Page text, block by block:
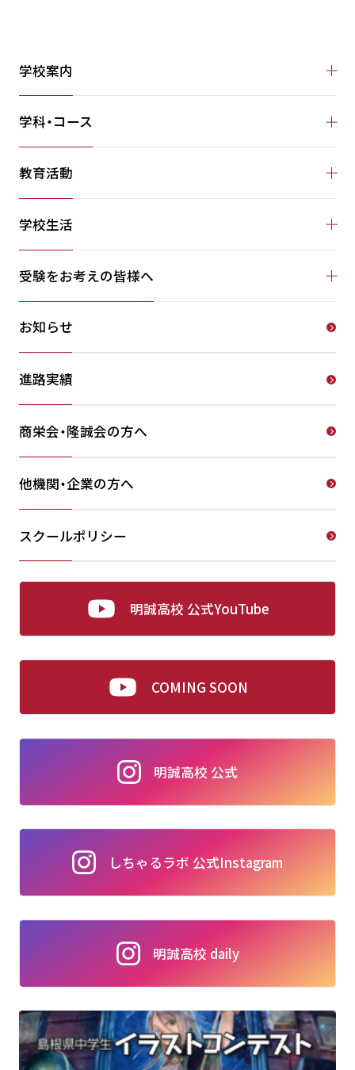
学校案内
学科・コース
教育活動
学校生活
受験をお考えの皆様へ
お知らせ
進路実績
商栄会・隆誠会の方へ
他機関・企業の方へ
スクールポリシー
明誠高校 公式YouTube
COMING SOON
明誠高校 公式
しちゃるラボ 公式Instagram
明誠高校 daily